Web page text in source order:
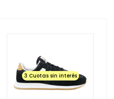
3 Cuotas sin interés